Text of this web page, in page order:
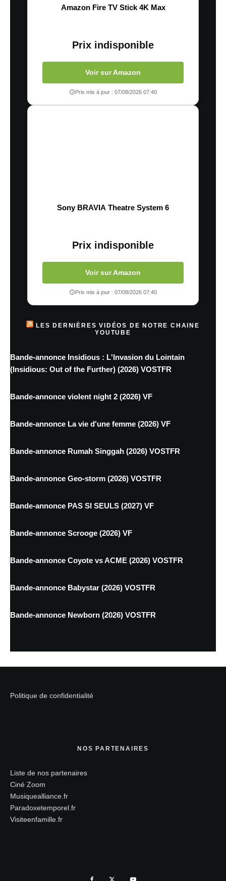
Amazon Fire TV Stick 4K Max
Prix indisponible
Voir sur Amazon
Prix mis à jour : 07/08/2026 07:40
Sony BRAVIA Theatre System 6
Prix indisponible
Voir sur Amazon
Prix mis à jour : 07/08/2026 07:40
LES DERNIÈRES VIDÉOS DE NOTRE CHAINE
YOUTUBE
Bande-annonce Insidious : L'Invasion du Lointain
(Insidious: Out of the Further) (2026) VOSTFR
Bande-annonce violent night 2 (2026) VF
Bande-annonce La vie d'une femme (2026) VF
Bande-annonce Rumah Singgah (2026) VOSTFR
Bande-annonce Geo-storm (2026) VOSTFR
Bande-annonce PAS SI SEULS (2027) VF
Bande-annonce Scrooge (2026) VF
Bande-annonce Coyote vs ACME (2026) VOSTFR
Bande-annonce Babystar (2026) VOSTFR
Bande-annonce Newborn (2026) VOSTFR
Politique de confidentialité
NOS PARTENAIRES
Liste de nos partenaires
Ciné Zoom
Musiquealliance.fr
Paradoxetemporel.fr
Visiteenfamille.fr